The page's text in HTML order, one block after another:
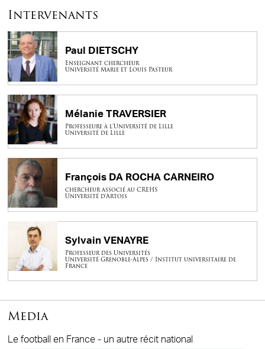
Intervenants
Paul DIETSCHY
Enseignant chercheur
Université Marie et Louis Pasteur
Mélanie TRAVERSIER
Professeure à l'Université de Lille
Université de Lille
François DA ROCHA CARNEIRO
chercheur associé au CREHS
Université d'Artois
Sylvain VENAYRE
Professeur des Universités
Université Grenoble-Alpes / Institut universitaire de
France
Media
Le football en France - un autre récit national